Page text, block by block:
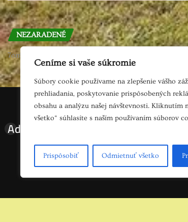
Ceníme si vaše súkromie
Súbory cookie používame na zlepšenie vášho
prehliadania, poskytovanie prispôsobených
obsahu a analýzu našej návštevnosti. Kliknutím
všetko“ súhlasíte s naším používaním súborov
Prispôsobiť Odmietnuť všetko
NEZARADENÉ
7omas
Adresa
Areál Pohody- Penzión u Račka
Brestov 824 , 06601 Humenné